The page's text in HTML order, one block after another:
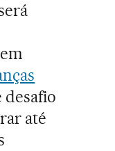
desafio
até